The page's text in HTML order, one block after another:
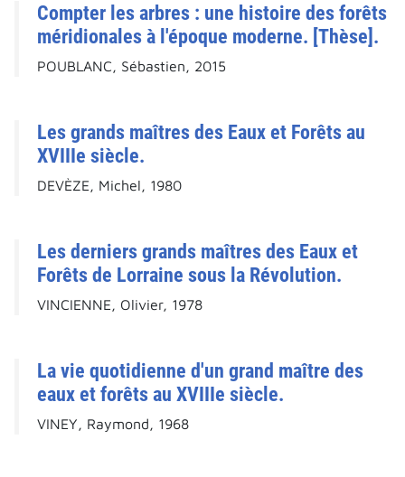
Compter les arbres : une histoire des forêts
méridionales à l'époque moderne. [Thèse].
POUBLANC, Sébastien, 2015
Les grands maîtres des Eaux et Forêts au
XVIIIe siècle.
DEVÈZE, Michel, 1980
Les derniers grands maîtres des Eaux et
Forêts de Lorraine sous la Révolution.
VINCIENNE, Olivier, 1978
La vie quotidienne d'un grand maître des
eaux et forêts au XVIIIe siècle.
VINEY, Raymond, 1968